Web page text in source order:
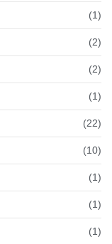
(1)
(2)
(2)
(1)
(22)
(10)
(1)
(1)
(1)